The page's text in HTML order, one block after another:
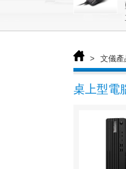
> 文儀產
桌上型電